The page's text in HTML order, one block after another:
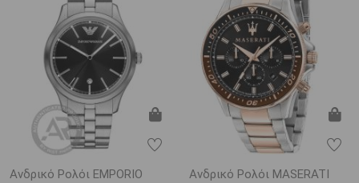
Ανδρικό Ρολόι EMPORIO
Ανδρικό Ρολόι MASERATI